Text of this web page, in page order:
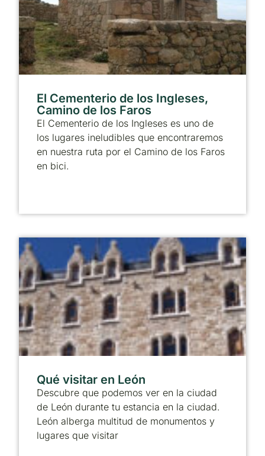
El Cementerio de los Ingleses,
Camino de los Faros
El Cementerio de los Ingleses es uno de
los lugares ineludibles que encontraremos
en nuestra ruta por el Camino de los Faros
en bici.
Qué visitar en León
Descubre que podemos ver en la ciudad
de León durante tu estancia en la ciudad.
León alberga multitud de monumentos y
lugares que visitar